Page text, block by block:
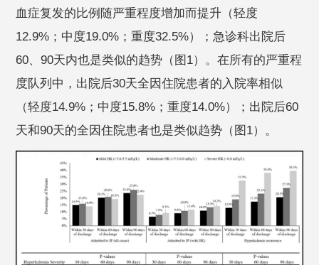
血症复发的比例随严重程度增加而提升（轻度
12.9%；中度19.0%；重度32.5%）；急诊科出院后
60、90天内也是类似的趋势（图1）。在所有的严重程
度队列中，出院后30天全因住院患者的入院率相似
（轻度14.9%；中度15.8%；重度14.0%）；出院后60
天和90天的全因住院患者也是类似趋势（图1）。